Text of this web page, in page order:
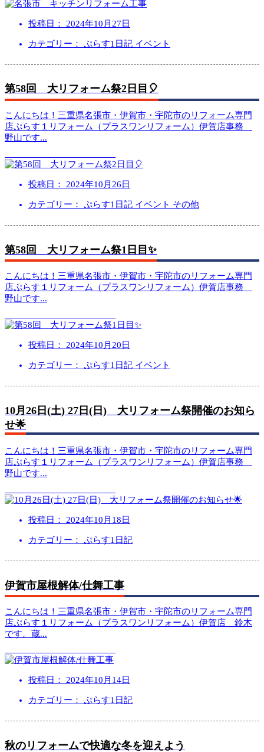
投稿日： 2024年10月27日
カテゴリー： ぷらす1日記 イベント
第58回 大リフォーム祭2日目🎈
こんにちは！三重県名張市・伊賀市・宇陀市のリフォーム専門
店ぷらす１リフォーム（プラスワンリフォーム）伊賀店事務
野山です...
投稿日： 2024年10月26日
カテゴリー： ぷらす1日記 イベント その他
第58回 大リフォーム祭1日目✨
こんにちは！三重県名張市・伊賀市・宇陀市のリフォーム専門
店ぷらす１リフォーム（プラスワンリフォーム）伊賀店事務
野山です...
投稿日： 2024年10月20日
カテゴリー： ぷらす1日記 イベント
10月26日(土) 27日(日) 大リフォーム祭開催のお知ら
せ🌟
こんにちは！三重県名張市・伊賀市・宇陀市のリフォーム専門
店ぷらす１リフォーム（プラスワンリフォーム）伊賀店事務
野山です...
投稿日： 2024年10月18日
カテゴリー： ぷらす1日記
伊賀市屋根解体/仕舞工事
こんにちは！三重県名張市・伊賀市・宇陀市のリフォーム専門
店ぷらす１リフォーム（プラスワンリフォーム）伊賀店 鈴木
です。蔵...
投稿日： 2024年10月14日
カテゴリー： ぷらす1日記
秋のリフォームで快適な冬を迎えよう